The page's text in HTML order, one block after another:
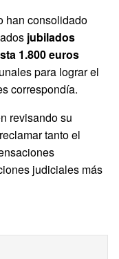
han consolidado
jubilados
1.800 euros
para lograr el
correspondía.
revisando su
tanto el
judiciales más